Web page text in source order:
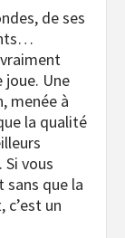
de ses
joue. Une
menée à
la qualité
vous
sans que la
un